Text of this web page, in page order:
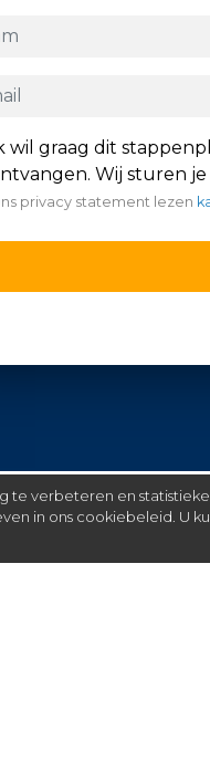
wil graag dit
Wij sturen
privacy statement lezen
verbeteren en
in ons cookiebeleid.